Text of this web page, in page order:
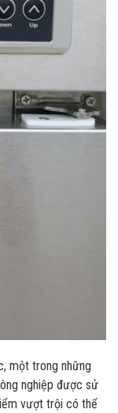
một trong những
nghiệp được sử
vượt trội có thể